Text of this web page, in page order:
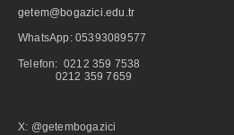
getem@bogazici.edu.tr
WhatsApp: 05393089577
Telefon: 0212 359 7538
0212 359 7659
X: @getembogazici